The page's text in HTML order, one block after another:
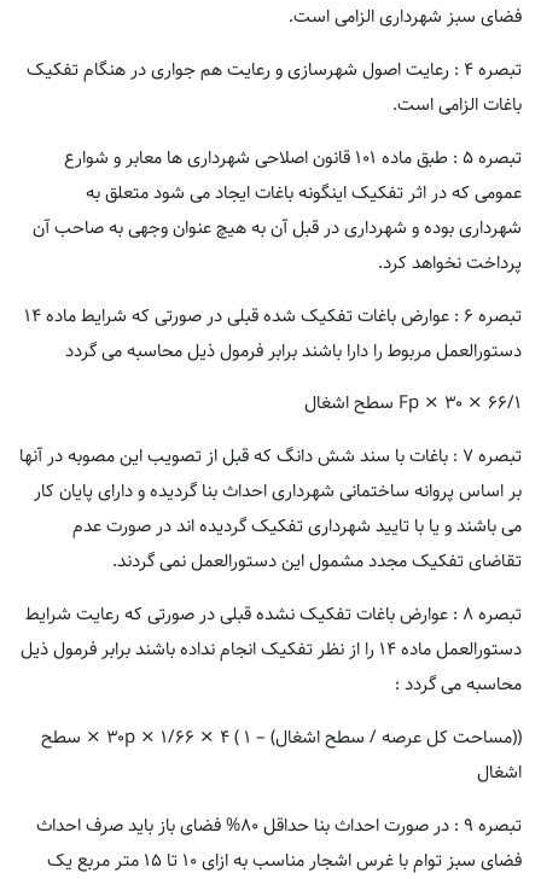
فضای سبز شهرداری الزامی است.
تبصره ۴ : رعایت اصول شهرسازی و رعایت هم جواری در هنگام تفکیک
باغات الزامی است.
تبصره ۵ : طبق ماده ۱۰۱ قانون اصلاحی شهرداری ها معابر و شوارع
عمومی که در اثر تفکیک اینگونه باغات ایجاد می شود متعلق به
شهرداری بوده و شهرداری در قبل آن به هیچ عنوان وجهی به صاحب آن
پرداخت نخواهد کرد.
تبصره ۶ : عوارض باغات تفکیک شده قبلی در صورتی که شرایط ماده ۱۴
دستورالعمل مربوط را دارا باشند برابر فرمول ذیل محاسبه می گردد
Fp × ۳۰ × ۶۶/۱ سطح اشغال
تبصره ۷ : باغات با سند شش دانگ که قبل از تصویب این مصوبه در آنها
بر اساس پروانه ساختمانی شهرداری احداث بنا گردیده و دارای پایان کار
می باشند و یا با تایید شهرداری تفکیک گردیده اند در صورت عدم
تقاضای تفکیک مجدد مشمول این دستورالعمل نمی گردند.
تبصره ۸ : عوارض باغات تفکیک نشده قبلی در صورتی که رعایت شرایط
دستورالعمل ماده ۱۴ را از نظر تفکیک انجام نداده باشند برابر فرمول ذیل
محاسبه می گردد :
((مساحت کل عرصه / سطح اشغال) – ۱ ) ۴ × ۳۰p × ۱/۶۶ × سطح
اشغال
تبصره ۹ : در صورت احداث بنا حداقل ۸۰% فضای باز باید صرف احداث
فضای سبز توام با غرس اشجار مناسب به ازای ۱۰ تا ۱۵ متر مربع یک